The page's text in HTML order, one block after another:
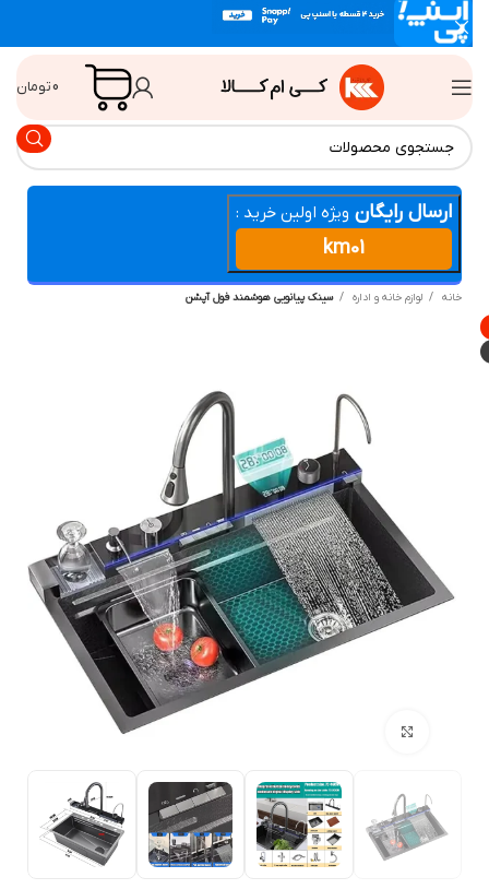
تومان
ارسال رایگان ویژه اولین خرید :
km01
لوازم خانه و اداره سینک پیانویی هوشمند فول آپشن
بزرگنمایی تصویر